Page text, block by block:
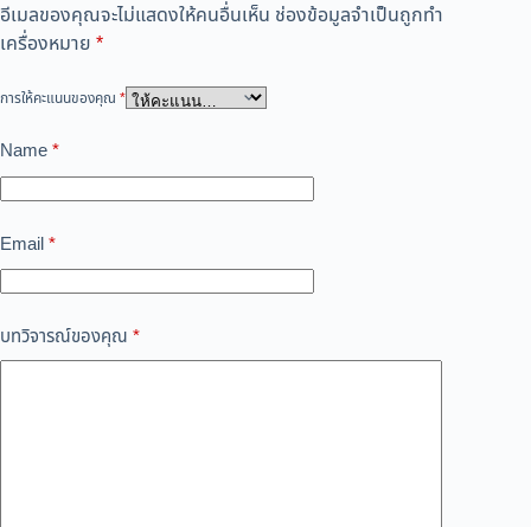
อีเมลของคุณจะไม่แสดงให้คนอื่นเห็น ช่องข้อมูลจำเป็นถูกทำ
เครื่องหมาย *
การให้คะแนนของคุณ *
Name*
Email*
บทวิจารณ์ของคุณ *